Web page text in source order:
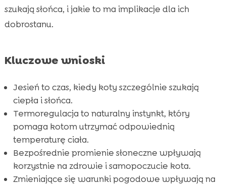
 Naturalne nawyki kotów domowych i dzikich
 Najlepsze miejsca do wygrzewania się w
Znaczenie aktywności fizycznej jesienią
Purrfect Life – naturalny żwirek dla kota
 Interakcje z członami rodziny w chłodniejsze
dni

Jak zapewnić kotu komfort termiczny w
domu?
Wniosek
FAQ
szukają słońca, i jakie to ma implikacje dla ich
dobrostanu.
Kluczowe wnioski
Jesień to czas, kiedy koty szczególnie szukają
ciepła i słońca.
Termoregulacja to naturalny instynkt, który
pomaga kotom utrzymać odpowiednią
temperaturę ciała.
Bezpośrednie promienie słoneczne wpływają
korzystnie na zdrowie i samopoczucie kota.
Zmieniające się warunki pogodowe wpływają na